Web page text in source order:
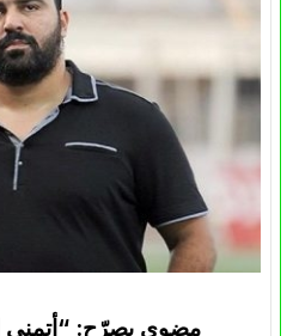
مضوي يصرّح: “أتمنى